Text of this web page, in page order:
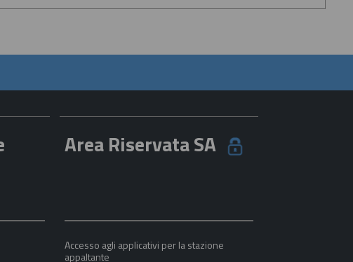
Area Riservata SA
Accesso agli applicativi per la stazione
appaltante